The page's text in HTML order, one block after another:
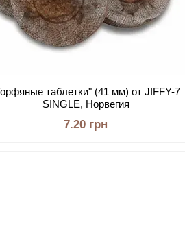
таблетки" (41 мм) от JIFFY-7
SINGLE, Норвегия
7.20 грн